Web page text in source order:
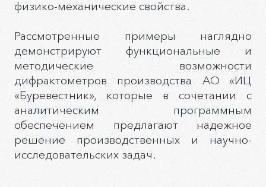
физико-механические свойства.
Рассмотренные примеры наглядно
демонстрируют функциональные и
методические возможности
дифрактометров производства АО «ИЦ
«Буревестник», которые в сочетании с
аналитическим программным
обеспечением предлагают надежное
решение производственных и научно-
исследовательских задач.